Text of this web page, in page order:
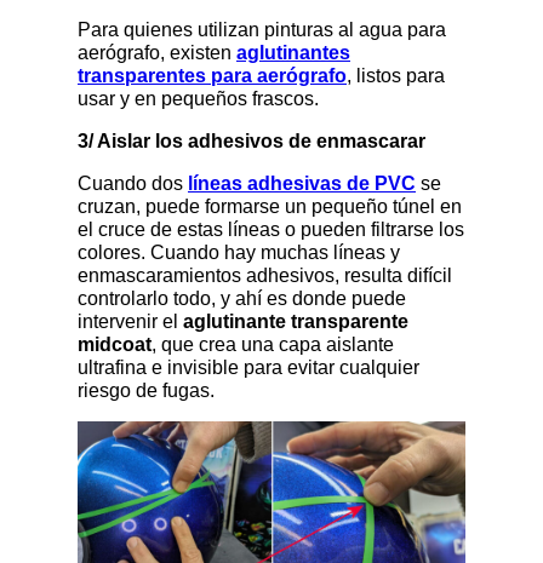
Para quienes utilizan pinturas al agua para
aerógrafo, existen aglutinantes
transparentes para aerógrafo, listos para
usar y en pequeños frascos.
3/ Aislar los adhesivos de enmascarar
Cuando dos líneas adhesivas de PVC se
cruzan, puede formarse un pequeño túnel en
el cruce de estas líneas o pueden filtrarse los
colores. Cuando hay muchas líneas y
enmascaramientos adhesivos, resulta difícil
controlarlo todo, y ahí es donde puede
intervenir el aglutinante transparente
midcoat, que crea una capa aislante
ultrafina e invisible para evitar cualquier
riesgo de fugas.